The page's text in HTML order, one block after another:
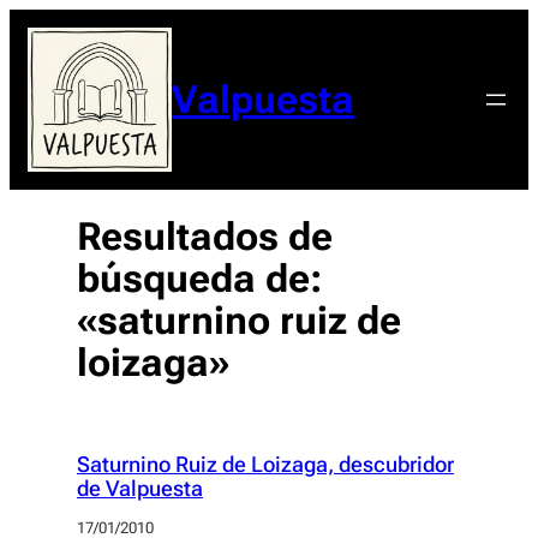
Valpuesta
Resultados de
búsqueda de:
«saturnino ruiz de
loizaga»
Saturnino Ruiz de Loizaga, descubridor
de Valpuesta
17/01/2010